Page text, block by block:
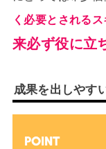
く必要とされる
来必ず役に立
成果を出しやす